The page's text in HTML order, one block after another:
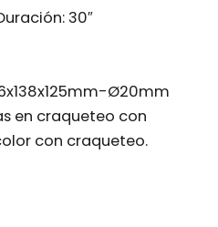
30″
Ø20mm
en craqueteo con
con craqueteo.